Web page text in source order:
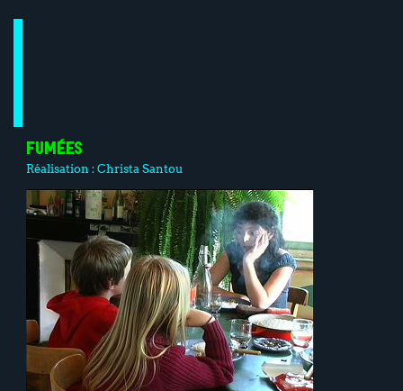
FUMÉES
Réalisation :Christa Santou